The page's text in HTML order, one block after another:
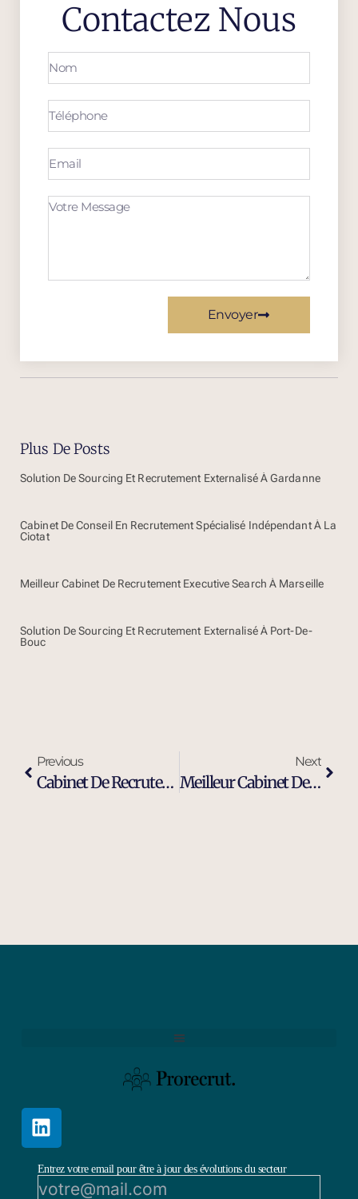
Contactez Nous
Envoyer
Plus De Posts
Solution De Sourcing Et Recrutement Externalisé À Gardanne
Cabinet De Conseil En Recrutement Spécialisé Indépendant À La
Ciotat
Meilleur Cabinet De Recrutement Executive Search À Marseille
Solution De Sourcing Et Recrutement Externalisé À Port-De-
Bouc
Previous
Cabinet De Recrutement Cadres Et Dirigeants À La Seyne-Sur-Mer
Next
Meilleur Cabinet De Recrutement Executive Search À La Seyne-Sur-Mer
Entrez votre email pour être à jour des évolutions du secteur